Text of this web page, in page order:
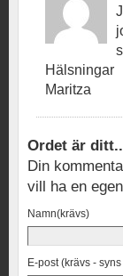
Hälsningar
Maritza
Ordet är
Din
vill ha en
Namn(krävs)
E-post (krävs -